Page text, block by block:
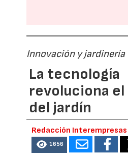
Innovación y jardinería
La tecnología
revoluciona
del jardín
Redacción Interempresas
1656